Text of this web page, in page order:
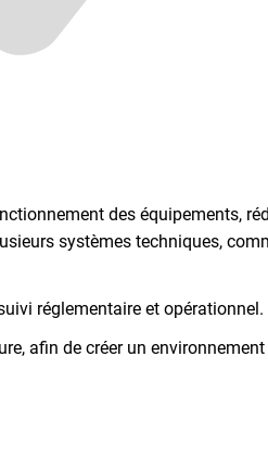
des équipements,
systèmes techniques,
réglementaire et opérationnel.
afin de créer un